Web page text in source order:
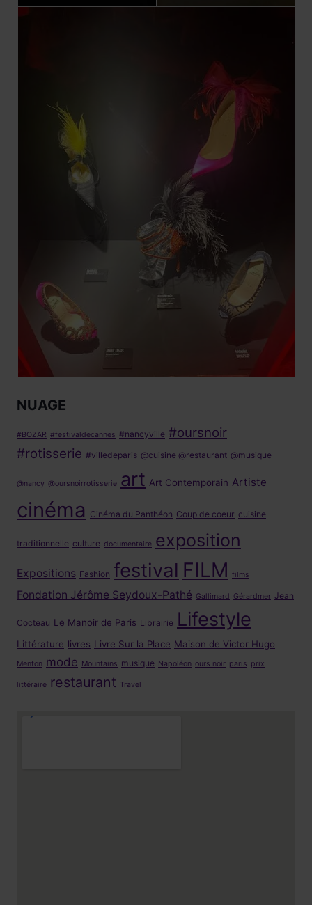
NUAGE
#BOZAR #festivaldecannes #nancyville #oursnoir
#rotisserie #villedeparis @cuisine @restaurant @musique
@nancy @oursnoirrotisserie art Art Contemporain Artiste
cinéma Cinéma du Panthéon Coup de coeur cuisine
traditionnelle culture documentaire exposition
Expositions Fashion festival FILM films
Fondation Jérôme Seydoux-Pathé Gallimard Gérardmer Jean
Cocteau Le Manoir de Paris Librairie Lifestyle
Littérature livres Livre Sur la Place Maison de Victor Hugo
Menton mode Mountains musique Napoléon ours noir paris prix
littéraire restaurant Travel